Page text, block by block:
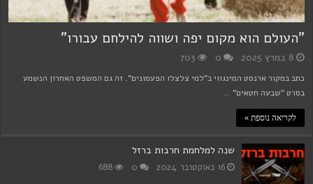
"העולם הוא מקום יפה ושווה להילחם עבורו"
8 במרץ 2025 0
703
כתב במקור ארנסט המינגווי ב"למי צלצלו הפעמונים". זה גם המשפט האחרון הנשמע
בסרט "שבעה חטאים" …
לקריאה נוספת »
שנה למלחמת חרבות ברזל
16 באוקטובר 2024 0
688